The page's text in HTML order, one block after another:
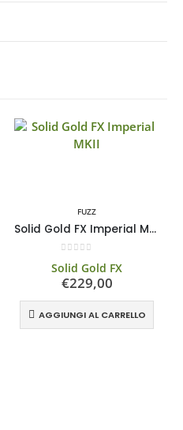
FUZZ
Solid Gold FX Imperial MKII
Solid Gold FX
€229,00
AGGIUNGI AL CARRELLO